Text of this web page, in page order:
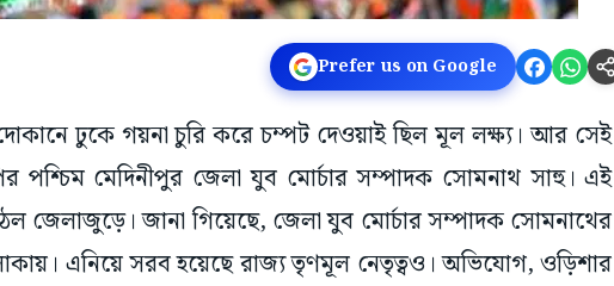
Prefer us on Google
দোকানে ঢুকে গয়না চুরি করে চম্পট দেওয়াই ছিল মূল লক্ষ্য। আর সেই
পশ্চিম মেদিনীপুর জেলা যুব মোর্চার সম্পাদক সোমনাথ সাহু। এই
জেলাজুড়ে। জানা গিয়েছে, জেলা যুব মোর্চার সম্পাদক সোমনাথের
এনিয়ে সরব হয়েছে রাজ্য তৃণমূল নেতৃত্বও। অভিযোগ, ওড়িশার